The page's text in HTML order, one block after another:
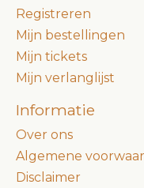
Registreren
Mijn bestellingen
Mijn tickets
Mijn verlanglijst
Informatie
Over ons
Algemene
Disclaimer